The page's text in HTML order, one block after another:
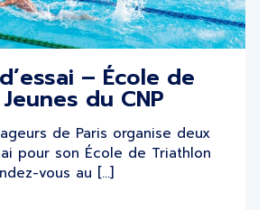
– École de
du CNP
de Paris organise deux
pour son École de Triathlon
vous au […]